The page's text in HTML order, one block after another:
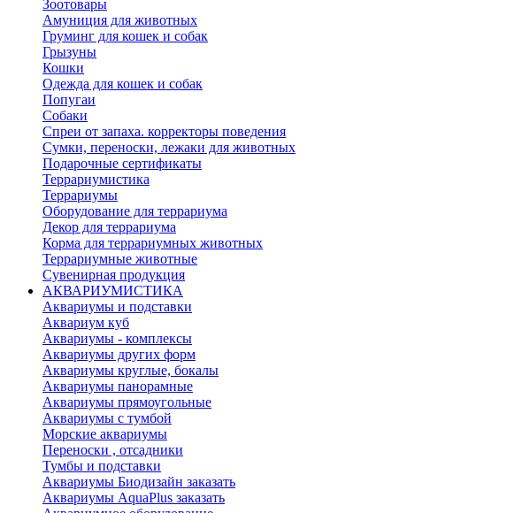
Зоотовары
Амуниция для животных
Груминг для кошек и собак
Грызуны
Кошки
Одежда для кошек и собак
Попугаи
Собаки
Спреи от запаха. корректоры поведения
Сумки, переноски, лежаки для животных
Подарочные сертификаты
Террариумистика
Террариумы
Оборудование для террариума
Декор для террариума
Корма для террариумных животных
Террариумные животные
Сувенирная продукция
АКВАРИУМИСТИКА
Аквариумы и подставки
Аквариум куб
Аквариумы - комплексы
Аквариумы других форм
Аквариумы круглые, бокалы
Аквариумы панорамные
Аквариумы прямоугольные
Аквариумы с тумбой
Морские аквариумы
Переноски , отсадники
Тумбы и подставки
Аквариумы Биодизайн заказать
Аквариумы AquaPlus заказать